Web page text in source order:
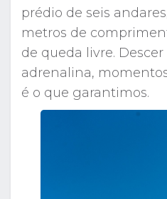
prédio de seis
metros de
de queda livre.
adrenalina,
é o que garantimos.